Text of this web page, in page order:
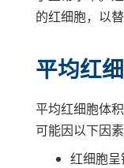
的红细胞，以
平均红
平均红细胞体
可能因以下因
红细胞